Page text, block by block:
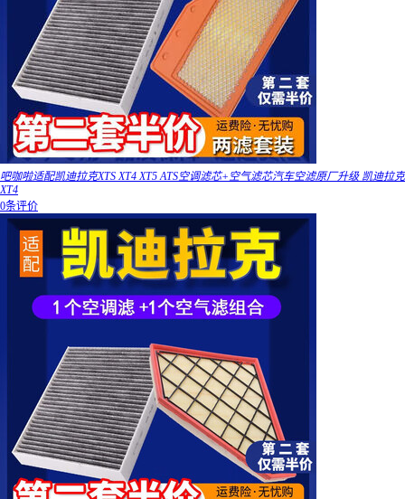
吧咖啦适配凯迪拉克XTS XT4 XT5 ATS空调滤芯+空气滤芯汽车空滤原厂升级 凯迪拉克
XT4
0条评价